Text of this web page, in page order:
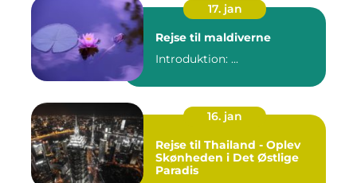
17. jan
Rejse til maldiverne
Introduktion: ...
16. jan
Rejse til Thailand - Oplev
Skønheden i Det Østlige
Paradis